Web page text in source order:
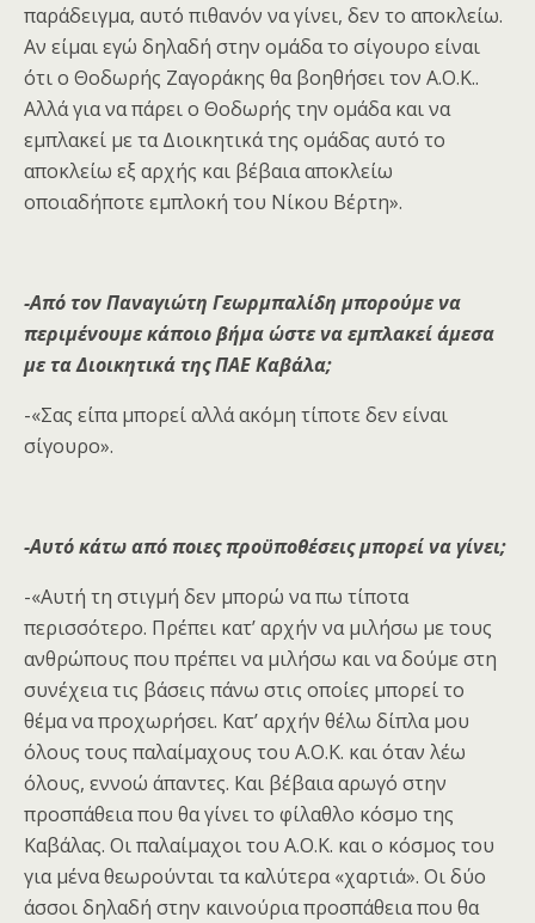
παράδειγμα, αυτό πιθανόν να γίνει, δεν το αποκλείω.
Αν είμαι εγώ δηλαδή στην ομάδα το σίγουρο είναι
ότι ο Θοδωρής Ζαγοράκης θα βοηθήσει τον Α.Ο.Κ..
Αλλά για να πάρει ο Θοδωρής την ομάδα και να
εμπλακεί με τα Διοικητικά της ομάδας αυτό το
αποκλείω εξ αρχής και βέβαια αποκλείω
οποιαδήποτε εμπλοκή του Νίκου Βέρτη».
-Από τον Παναγιώτη Γεωρμπαλίδη μπορούμε να
περιμένουμε κάποιο βήμα ώστε να εμπλακεί άμεσα
με τα Διοικητικά της ΠΑΕ Καβάλα;
-«Σας είπα μπορεί αλλά ακόμη τίποτε δεν είναι
σίγουρο».
-Αυτό κάτω από ποιες προϋποθέσεις μπορεί να γίνει;
-«Αυτή τη στιγμή δεν μπορώ να πω τίποτα
περισσότερο. Πρέπει κατ’ αρχήν να μιλήσω με τους
ανθρώπους που πρέπει να μιλήσω και να δούμε στη
συνέχεια τις βάσεις πάνω στις οποίες μπορεί το
θέμα να προχωρήσει. Κατ’ αρχήν θέλω δίπλα μου
όλους τους παλαίμαχους του Α.Ο.Κ. και όταν λέω
όλους, εννοώ άπαντες. Και βέβαια αρωγό στην
προσπάθεια που θα γίνει το φίλαθλο κόσμο της
Καβάλας. Οι παλαίμαχοι του Α.Ο.Κ. και ο κόσμος του
για μένα θεωρούνται τα καλύτερα «χαρτιά». Οι δύο
άσσοι δηλαδή στην καινούρια προσπάθεια που θα